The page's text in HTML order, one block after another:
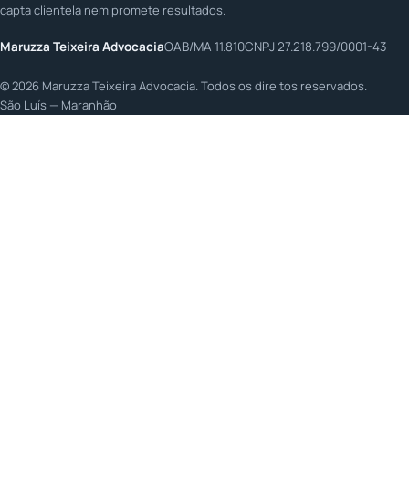
capta clientela nem promete resultados.
Maruzza Teixeira AdvocaciaOAB/MA 11.810CNPJ 27.218.799/0001-43
©2026 Maruzza Teixeira Advocacia. Todos os direitos reservados.
São Luís — Maranhão